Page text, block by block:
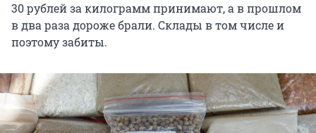
30 рублей за килограмм принимают, а в прошлом
в два раза дороже брали. Склады в том числе и
поэтому забиты.